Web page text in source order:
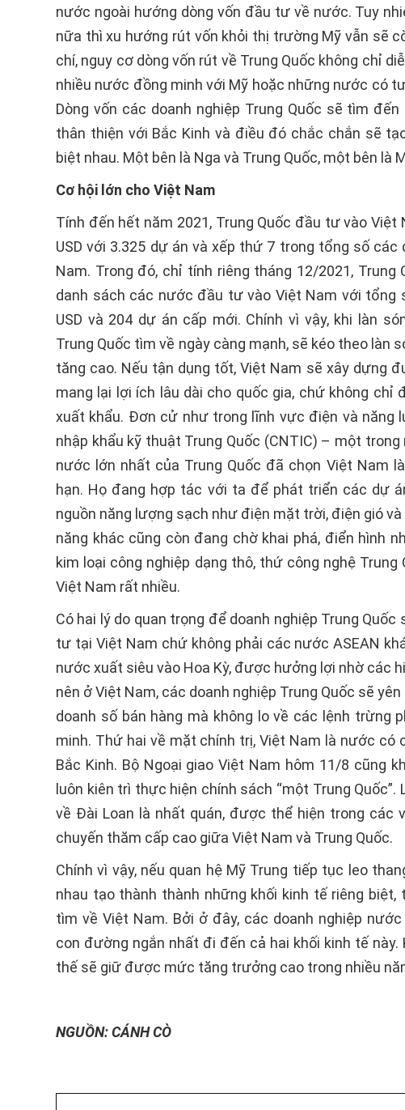
nước ngoài hướng dòng vốn đầu tư về nước. Tuy
nữa thì xu hướng rút vốn khỏi thị trường Mỹ vẫn sẽ
chí, nguy cơ dòng vốn rút về Trung Quốc không chỉ
nhiều nước đồng minh với Mỹ hoặc những nước có
Dòng vốn các doanh nghiệp Trung Quốc sẽ tìm
thân thiện với Bắc Kinh và điều đó chắc chắn sẽ
biệt nhau. Một bên là Nga và Trung Quốc, một bên là
Cơ hội lớn cho Việt Nam
Tính đến hết năm 2021, Trung Quốc đầu tư vào Việt
USD với 3.325 dự án và xếp thứ 7 trong tổng số
Nam. Trong đó, chỉ tính riêng tháng 12/2021,
danh sách các nước đầu tư vào Việt Nam với tổng
USD và 204 dự án cấp mới. Chính vì vậy, khi làn
Trung Quốc tìm về ngày càng mạnh, sẽ kéo theo làn
tăng cao. Nếu tận dụng tốt, Việt Nam sẽ xây dựng
mang lại lợi ích lâu dài cho quốc gia, chứ không chỉ
xuất khẩu. Đơn cử như trong lĩnh vực điện và năng
nhập khẩu kỹ thuật Trung Quốc (CNTIC) – một trong
nước lớn nhất của Trung Quốc đã chọn Việt Nam
hạn. Họ đang hợp tác với ta để phát triển các dự
nguồn năng lượng sạch như điện mặt trời, điện gió
năng khác cũng còn đang chờ khai phá, điển hình
kim loại công nghiệp dạng thô, thứ công nghệ
Việt Nam rất nhiều.
Có hai lý do quan trọng để doanh nghiệp Trung
tư tại Việt Nam chứ không phải các nước ASEAN
nước xuất siêu vào Hoa Kỳ, được hưởng lợi nhờ các
nên ở Việt Nam, các doanh nghiệp Trung Quốc sẽ
doanh số bán hàng mà không lo về các lệnh trừng
minh. Thứ hai về mặt chính trị, Việt Nam là nước có
Bắc Kinh. Bộ Ngoại giao Việt Nam hôm 11/8 cũng
luôn kiên trì thực hiện chính sách “một Trung
về Đài Loan là nhất quán, được thể hiện trong các
chuyến thăm cấp cao giữa Việt Nam và Trung Quốc.
Chính vì vậy, nếu quan hệ Mỹ Trung tiếp tục leo
nhau tạo thành thành những khối kinh tế riêng biệt,
tìm về Việt Nam. Bởi ở đây, các doanh nghiệp
con đường ngắn nhất đi đến cả hai khối kinh tế này.
thế sẽ giữ được mức tăng trưởng cao trong nhiều
NGUỒN: CÁNH CÒ